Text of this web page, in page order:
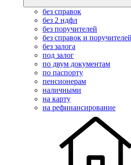
без справок
без 2 ндфл
без поручителей
без справок и поручителей
без залога
под залог
по двум документам
по паспорту
пенсионерам
наличными
на карту
на рефинансирование